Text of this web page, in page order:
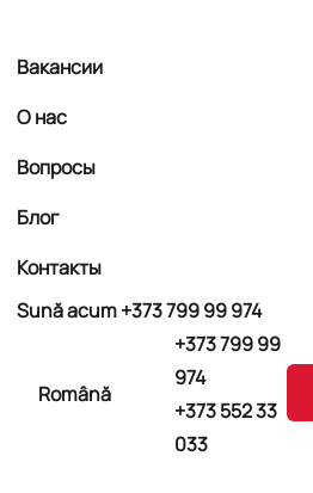
Вакансии
О нас
Вопросы
Блог
Контакты
Sună acum +373799 99 974
Română
+373799 99
974
+373552 33
033